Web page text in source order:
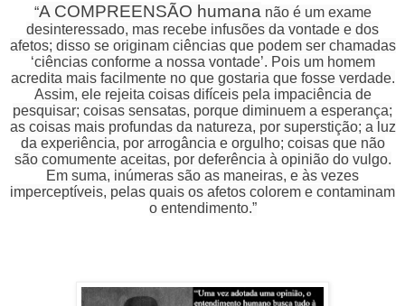
“A COMPREENSÃO humana não é um exame
desinteressado, mas recebe infusões da vontade e dos
afetos; disso se originam ciências que podem ser chamadas
‘ciências conforme a nossa vontade’. Pois um homem
acredita mais facilmente no que gostaria que fosse verdade.
Assim, ele rejeita coisas difíceis pela impaciência de
pesquisar; coisas sensatas, porque diminuem a esperança;
as coisas mais profundas da natureza, por superstição; a luz
da experiência, por arrogância e orgulho; coisas que não
são comumente aceitas, por deferência à opinião do vulgo.
Em suma, inúmeras são as maneiras, e às vezes
imperceptíveis, pelas quais os afetos colorem e contaminam
o entendimento.”